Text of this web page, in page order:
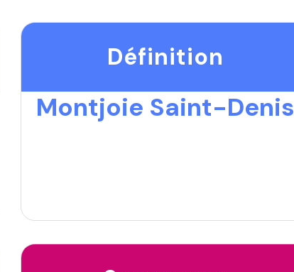
Définition
Montjoie Saint-Denis